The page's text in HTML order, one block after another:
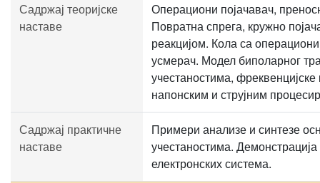
Садржај теоријске
наставе
Операциони појачавач,
Повратна спрега, кружно
реакцијом. Кола са
усмерач. Модел биполарног
учестаностима,
напонским и струјним
Садржај практичне
наставе
Примери анализе и синтезе
учестаностима.
електронских система.